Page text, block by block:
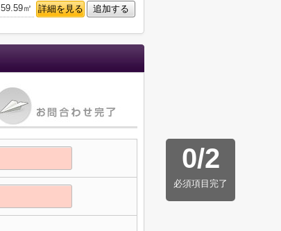
59.59㎡ 詳細を見る 追加する
0/2
必須項目完了